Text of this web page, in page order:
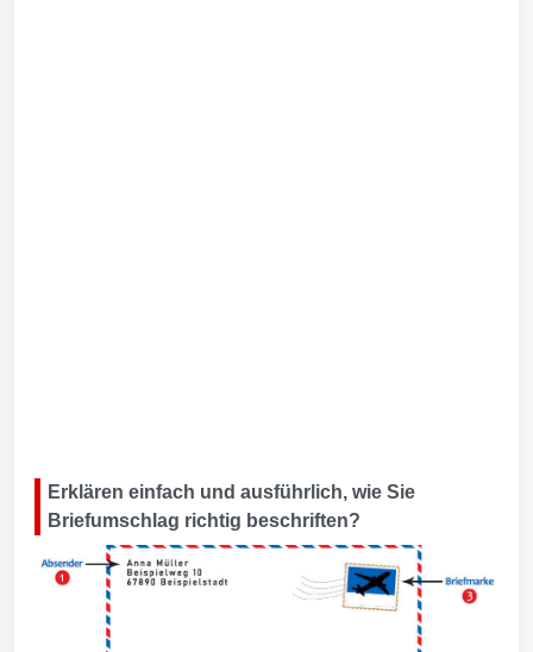
Erklären einfach und ausführlich, wie Sie
Briefumschlag richtig beschriften?